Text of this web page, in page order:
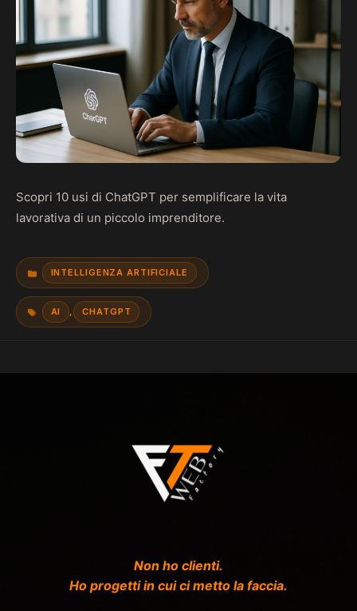
PORTFOLIO
CHI SONO
Scopri 10 usi di ChatGPT per semplificare la vita
lavorativa di un piccolo imprenditore.
CATEGORIE
INTELLIGENZA ARTIFICIALE
TAG AI , CHATGPT
Non ho clienti.
Ho progetti in cui ci metto la faccia.